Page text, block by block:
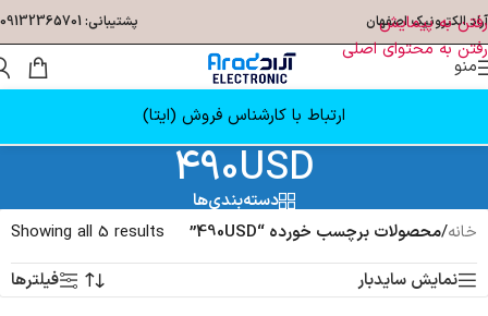
رفتن به پیمایش
رفتن به محتوای اصلی
آراد الکترونیک اصفهان پشتیبانی: 09132365701
منو
ارتباط با کارشناس فروش (ایتا)
490USD
دسته‌بندی‌ها
خانه/محصولات برچسب خورده “490USD”
Showing all 5 results
نمایش سایدبار
فیلترها